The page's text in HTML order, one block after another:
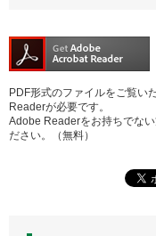
PDF形式のファイルをご覧い
Readerが必要です。
Adobe Readerをお持ちでな
ださい。（無料）